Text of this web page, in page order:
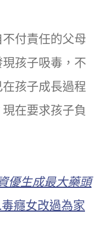
付責任的父母
孩子吸毒，不
孩子成長過程
在要求孩子負
優生成最大藥頭
癮女改過為家